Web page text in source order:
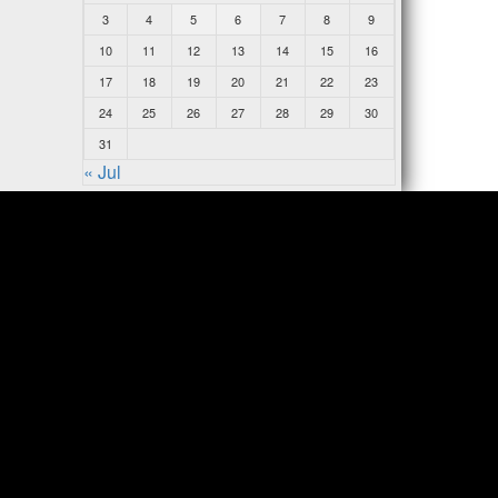
3
4 5 6 7 8
9
10
11 12 13 14 15
16
17
18 19 20 21 22
23
24
25 26 27 28 29
30
31
« Jul